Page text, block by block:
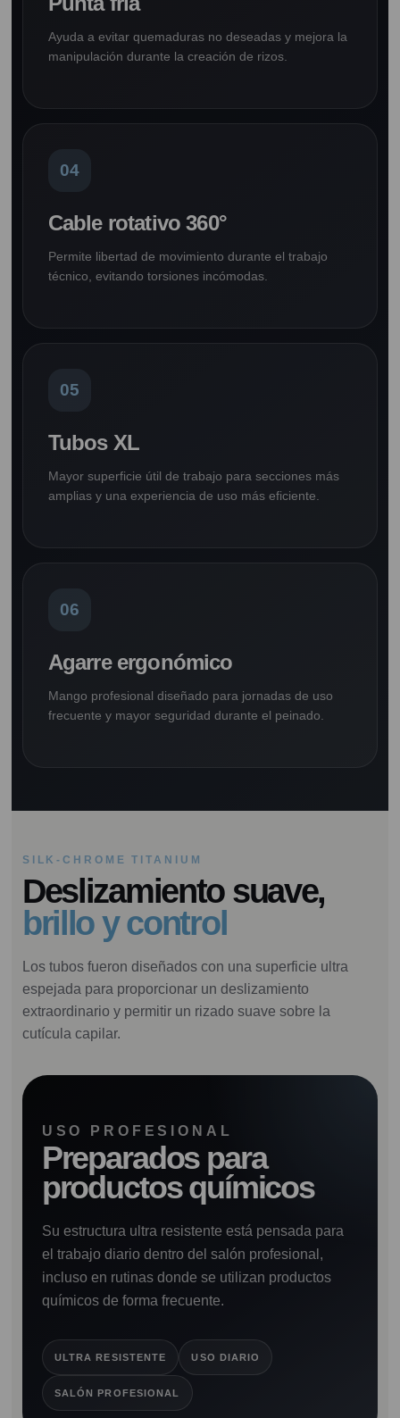
Ayuda a evitar quemaduras no deseadas y mejora la
manipulación durante la creación de rizos.
04
Cable rotativo 360°
Permite libertad de movimiento durante el trabajo
técnico, evitando torsiones incómodas.
05
Tubos XL
Mayor superficie útil de trabajo para secciones más
amplias y una experiencia de uso más eficiente.
06
Agarre ergonómico
Mango profesional diseñado para jornadas de uso
frecuente y mayor seguridad durante el peinado.
SILK-CHROME TITANIUM
Deslizamiento suave,
brillo y control
Los tubos fueron diseñados con una superficie ultra
espejada para proporcionar un deslizamiento
extraordinario y permitir un rizado suave sobre la
cutícula capilar.
USO PROFESIONAL
Preparados para
productos químicos
Su estructura ultra resistente está pensada para
el trabajo diario dentro del salón profesional,
incluso en rutinas donde se utilizan productos
químicos de forma frecuente.
ULTRA RESISTENTE USO DIARIO
SALÓN PROFESIONAL